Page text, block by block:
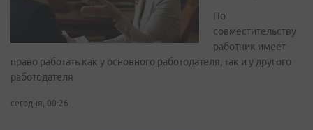
По
совместительству
работник имеет
право работать как у основного работодателя, так и у другого
работодателя
сегодня, 00:26